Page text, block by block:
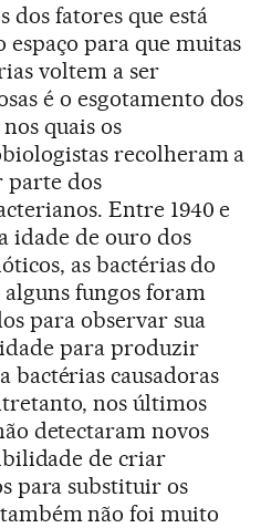
dos fatores que está
espaço para que muitas
voltem a ser
é o esgotamento dos
quais os
recolheram a
parte dos
Entre 1940 e
idade de ouro dos
as bactérias do
alguns fungos foram
para observar sua
para produzir
bactérias causadoras
nos últimos
detectaram novos
de criar
para substituir os
não foi muito